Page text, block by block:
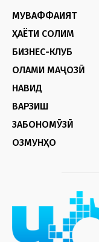
МУВАФФАҚИЯТ
ҲАЁТИ СОЛИМ
БИЗНЕС-КЛУБ
ОЛАМИ МАҶОЗӢ
НАВИД
ВАРЗИШ
ЗАБОНОМӮЗӢ
ОЗМУНҲО